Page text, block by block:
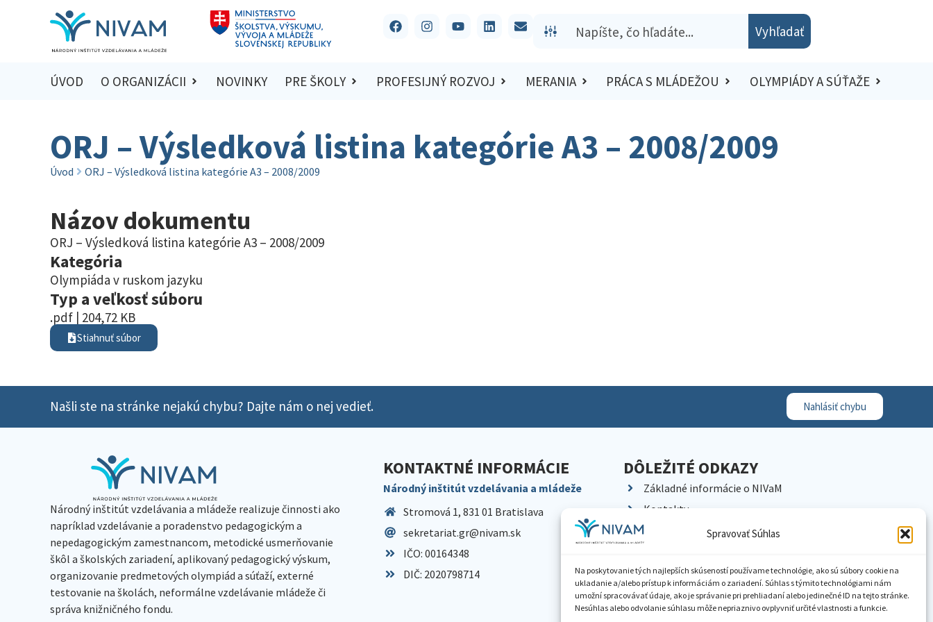
Spravovať Súhlas
Na poskytovanie tých najlepších skúseností používame technológie, ako sú súbory cookie na
ukladanie a/alebo prístup k informáciám o zariadení. Súhlas s týmito technológiami nám
umožní spracovávať údaje, ako je správanie pri prehliadaní alebo jedinečné ID na tejto stránke.
Nesúhlas alebo odvolanie súhlasu môže nepriaznivo ovplyvniť určité vlastnosti a funkcie.
Vyhľadať
ÚVOD O ORGANIZÁCII NOVINKY PRE ŠKOLY PROFESIJNÝ ROZVOJ MERANIA PRÁCA S MLÁDEŽOU OLYMPIÁDY A SÚŤAŽE
ORJ – Výsledková listina kategórie A3 – 2008/2009
Úvod ORJ – Výsledková listina kategórie A3 – 2008/2009
Názov dokumentu
ORJ – Výsledková listina kategórie A3 – 2008/2009
Kategória
Olympiáda v ruskom jazyku
Typ a veľkosť súboru
.pdf | 204,72 KB
Stiahnuť súbor
Našli ste na stránke nejakú chybu? Dajte nám o nej vedieť. Nahlásiť chybu
Národný inštitút vzdelávania a mládeže realizuje činnosti ako
napríklad vzdelávanie a poradenstvo pedagogickým a
nepedagogickým zamestnancom, metodické usmerňovanie
škôl a školských zariadení, aplikovaný pedagogický výskum,
organizovanie predmetových olympiád a súťaží, externé
testovanie na školách, neformálne vzdelávanie mládeže či
správa knižničného fondu.
KONTAKTNÉ INFORMÁCIE
Národný inštitút vzdelávania a mládeže
Stromová 1, 831 01 Bratislava
sekretariat.gr@nivam.sk
IČO: 00164348
DIČ: 2020798714
DÔLEŽITÉ ODKAZY
Základné informácie o NIVaM
Kontakty
Kariéra
Pracoviská NIVaM
Dokumenty inštitúcie
Knižnica